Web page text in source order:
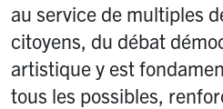
au service de multiples
citoyens, du débat
artistique y est
tous les possibles,